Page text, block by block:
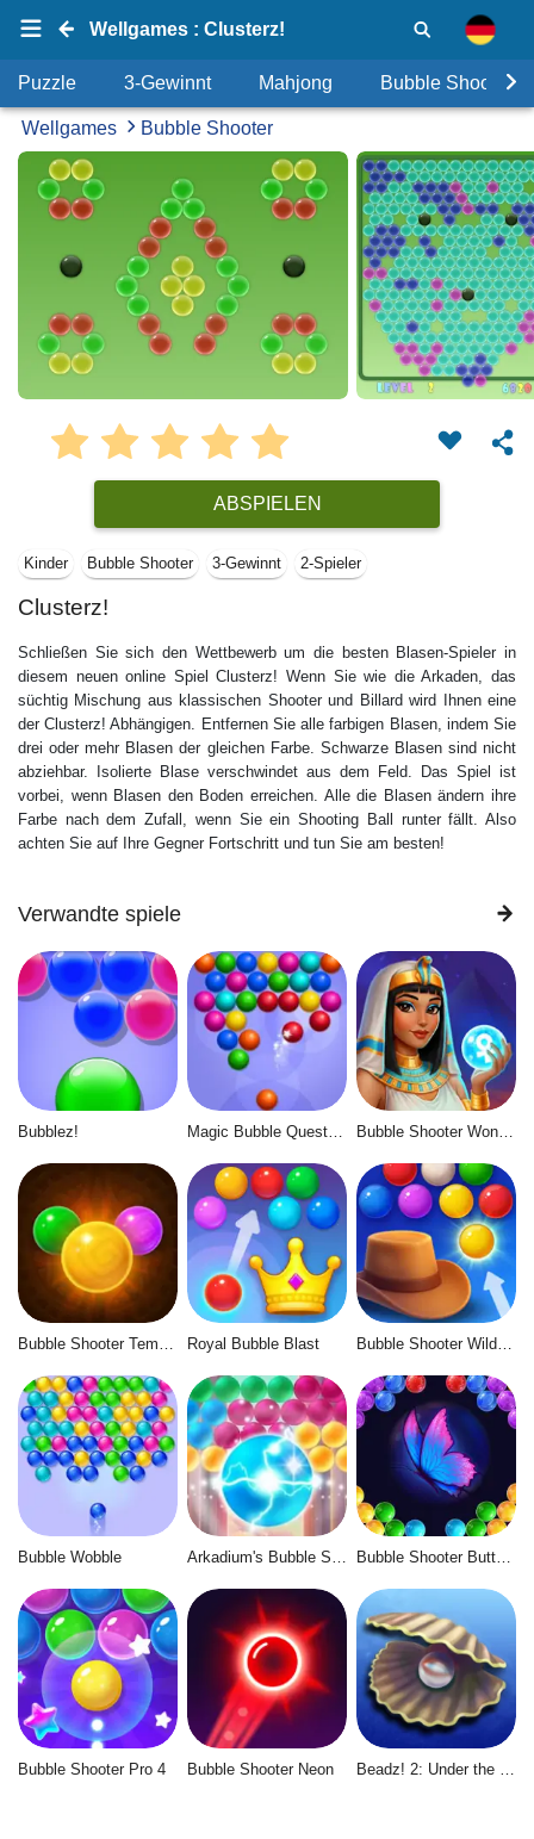
Wellgames : Clusterz!
Puzzle 3-Gewinnt Mahjong Bubble Shooter
Wellgames Bubble Shooter
ABSPIELEN
Kinder Bubble Shooter 3-Gewinnt 2-Spieler
Clusterz!
Schließen Sie sich den Wettbewerb um die besten Blasen-Spieler in
diesem neuen online Spiel Clusterz! Wenn Sie wie die Arkaden, das
süchtig Mischung aus klassischen Shooter und Billard wird Ihnen eine
der Clusterz! Abhängigen. Entfernen Sie alle farbigen Blasen, indem Sie
drei oder mehr Blasen der gleichen Farbe. Schwarze Blasen sind nicht
abziehbar. Isolierte Blase verschwindet aus dem Feld. Das Spiel ist
vorbei, wenn Blasen den Boden erreichen. Alle die Blasen ändern ihre
Farbe nach dem Zufall, wenn Sie ein Shooting Ball runter fällt. Also
achten Sie auf Ihre Gegner Fortschritt und tun Sie am besten!
Verwandte spiele
Bubblez! Magic Bubble Quest: Classic Bubble Shooter Wonders of Egypt
Bubble Shooter Temple Jewels Royal Bubble Blast Bubble Shooter Wild West
Bubble Wobble Bubble Shooter Butterfly
Bubble Shooter Pro 4 Bubble Shooter Neon